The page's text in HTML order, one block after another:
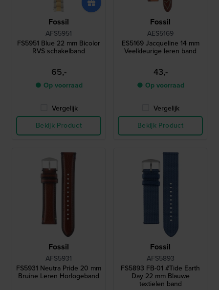
Fossil
AFS5951
FS5951 Blue 22 mm Bicolor
RVS schakelband
65,-
● Op voorraad
Vergelijk
Bekijk Product
Fossil
AES5169
ES5169 Jacqueline 14 mm
Veelkleurige leren band
43,-
● Op voorraad
Vergelijk
Bekijk Product
Fossil
AFS5931
FS5931 Neutra Pride 20 mm
Bruine Leren Horlogeband
Fossil
AFS5893
FS5893 FB-01 #Tide Earth
Day 22 mm Blauwe
textielen band